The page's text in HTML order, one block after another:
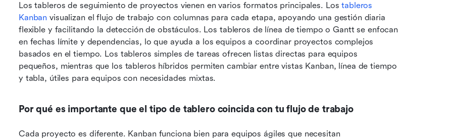
Los tableros de seguimiento de proyectos vienen en varios formatos principales. Los tableros
Kanban visualizan el flujo de trabajo con columnas para cada etapa, apoyando una gestión diaria
flexible y facilitando la detección de obstáculos. Los tableros de línea de tiempo o Gantt se enfocan
en fechas límite y dependencias, lo que ayuda a los equipos a coordinar proyectos complejos
basados en el tiempo. Los tableros simples de tareas ofrecen listas directas para equipos
pequeños, mientras que los tableros híbridos permiten cambiar entre vistas Kanban, línea de tiempo
y tabla, útiles para equipos con necesidades mixtas.
Por qué es importante que el tipo de tablero coincida con tu flujo de trabajo
Cada proyecto es diferente. Kanban funciona bien para equipos ágiles que necesitan